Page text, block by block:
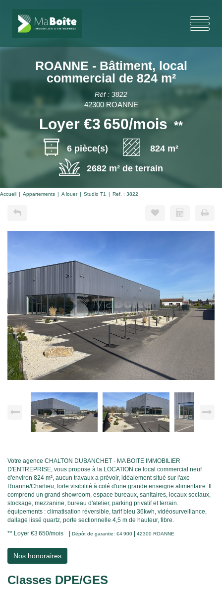
ROANNE - Bâtiment, local
commercial de 824 m²
Réf : 3822
42300 ROANNE
Loyer €3 650/mois **
6 pièce(s)
824 m²
2682 m² de terrain
Accueil Appartements A louer Studio T1 Ref. : 3822
Votre agence CHALTON DUBANCHET - MA BOITE IMMOBILIER
D'ENTREPRISE, vous propose à la LOCATION ce local commercial neuf
d'environ 824 m², aucun travaux a prévoir, idéalement situé sur l'axe
Roanne/Charlieu, forte visibilité à coté d'une grande enseigne alimentaire. Il
comprend un grand showroom, espace bureaux, sanitaires, locaux sociaux,
stockage, mezzanine, bureau d'atelier, parking privatif et terrain.
équipements : climatisation réversible, tarif bleu 36kwh, vidéosurveillance,
dallage lissé quartz, porte sectionnelle 4,5 m de hauteur, fibre.
** Loyer €3 650/mois Dépôt de garantie: €4 900 42300 ROANNE
Nos honoraires
Classes DPE/GES